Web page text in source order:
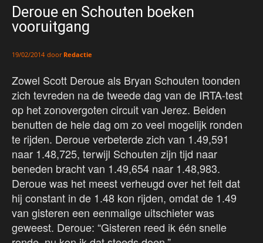
Deroue en Schouten boeken
vooruitgang
19/02/2014 door Redactie
Zowel Scott Deroue als Bryan Schouten toonden
zich tevreden na de tweede dag van de IRTA-test
op het zonovergoten circuit van Jerez. Beiden
benutten de hele dag om zo veel mogelijk ronden
te rijden. Deroue verbeterde zich van 1.49,591
naar 1.48,725, terwijl Schouten zijn tijd naar
beneden bracht van 1.49,654 naar 1.48,983.
Deroue was het meest verheugd over het feit dat
hij constant in de 1.48 kon rijden, omdat de 1.49
van gisteren een eenmalige uitschieter was
geweest. Deroue: “Gisteren reed ik één snelle